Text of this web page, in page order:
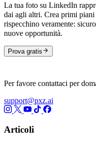
La tua foto su LinkedIn
dai agli altri. Crea primi
rispecchino veramente:
nuove opportunità.
Prova gratis
Per favore contattaci per
support@pxz.ai
Articoli